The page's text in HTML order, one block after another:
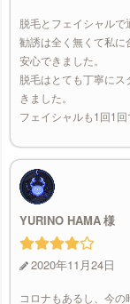
脱毛とフェイシャルで
勧誘は全く無くて私に
安心できました。
脱毛はとても丁寧に
きました。
フェイシャルも1回1
YURINO HAMA
2020年11月24日
コロナもあるし、今